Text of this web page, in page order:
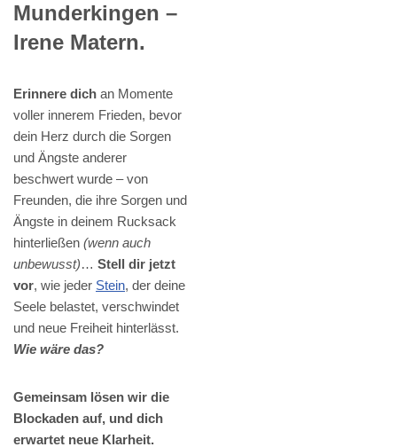
Munderkingen –
Irene Matern.
Erinnere dich an Momente
voller innerem Frieden, bevor
dein Herz durch die Sorgen
und Ängste anderer
beschwert wurde – von
Freunden, die ihre Sorgen und
Ängste in deinem Rucksack
hinterließen (wenn auch
unbewusst)… Stell dir jetzt
vor, wie jeder Stein, der deine
Seele belastet, verschwindet
und neue Freiheit hinterlässt.
Wie wäre das?
Gemeinsam lösen wir die
Blockaden auf, und dich
erwartet neue Klarheit.